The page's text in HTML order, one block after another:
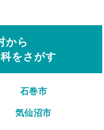
から
をさがす
石巻市
気仙沼市